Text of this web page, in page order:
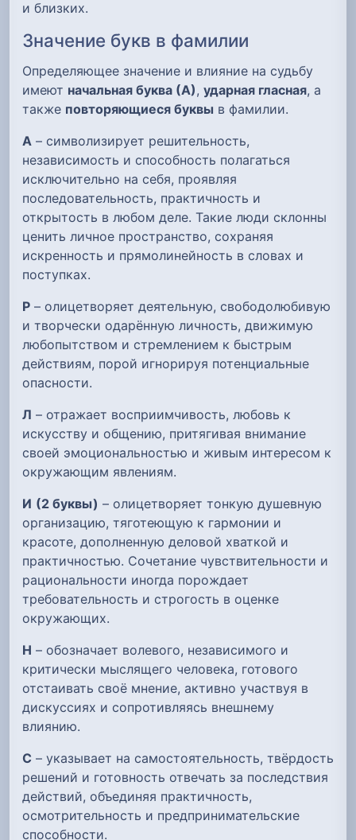
и близких.
Значение букв в фамилии
Определяющее значение и влияние на судьбу
имеют начальная буква (А), ударная гласная, а
также повторяющиеся буквы в фамилии.
А – символизирует решительность,
независимость и способность полагаться
исключительно на себя, проявляя
последовательность, практичность и
открытость в любом деле. Такие люди склонны
ценить личное пространство, сохраняя
искренность и прямолинейность в словах и
поступках.
Р – олицетворяет деятельную, свободолюбивую
и творчески одарённую личность, движимую
любопытством и стремлением к быстрым
действиям, порой игнорируя потенциальные
опасности.
Л – отражает восприимчивость, любовь к
искусству и общению, притягивая внимание
своей эмоциональностью и живым интересом к
окружающим явлениям.
И (2 буквы) – олицетворяет тонкую душевную
организацию, тяготеющую к гармонии и
красоте, дополненную деловой хваткой и
практичностью. Сочетание чувствительности и
рациональности иногда порождает
требовательность и строгость в оценке
окружающих.
Н – обозначает волевого, независимого и
критически мыслящего человека, готового
отстаивать своё мнение, активно участвуя в
дискуссиях и сопротивляясь внешнему
влиянию.
С – указывает на самостоятельность, твёрдость
решений и готовность отвечать за последствия
действий, объединяя практичность,
осмотрительность и предпринимательские
способности.